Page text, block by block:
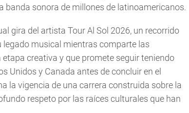
banda sonora de millones de latinoamericanos.
gira del artista Tour Al Sol 2026, un recorrido
legado musical mientras comparte las
creativa y que promete seguir teniendo
Unidos y Canada antes de concluir en el
la vigencia de una carrera construida sobre la
respeto por las raíces culturales que han